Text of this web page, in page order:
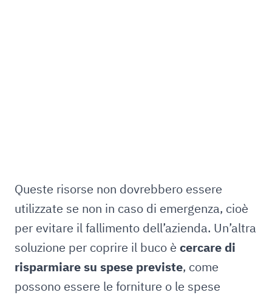
Queste risorse non dovrebbero essere
utilizzate se non in caso di emergenza, cioè
per evitare il fallimento dell’azienda. Un’altra
soluzione per coprire il buco è cercare di
risparmiare su spese previste, come
possono essere le forniture o le spese